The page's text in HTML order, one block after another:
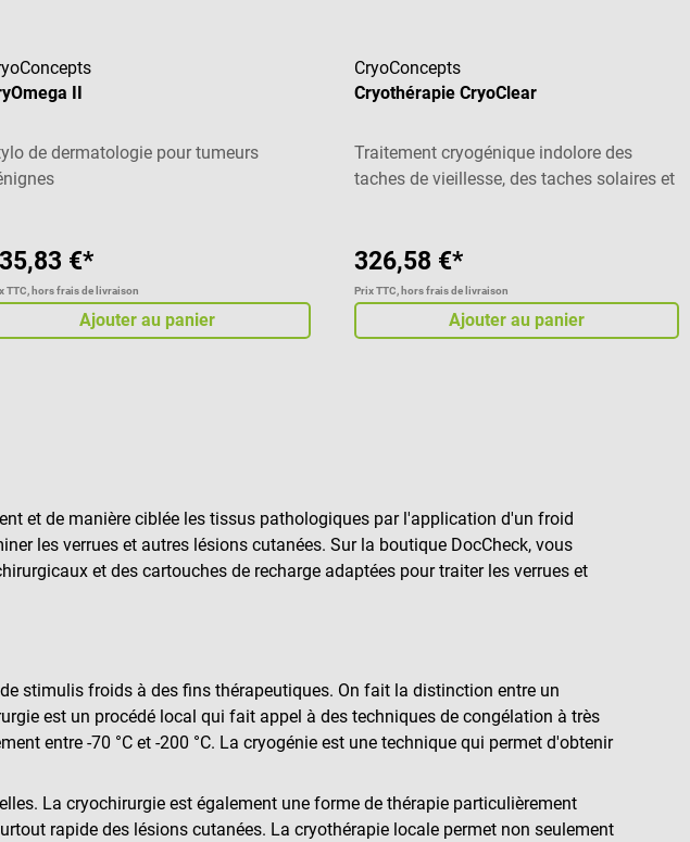
II
de dermatologie pour tumeurs
€*
TTC, hors frais de livraison
Ajouter au panier
CryoConcepts
Cryothérapie CryoClear
Traitement cryogénique indolore des
taches de vieillesse, des taches solaires et
326,58 €*
Prix TTC, hors frais de livraison
Ajouter au panier
et de manière ciblée les tissus pathologiques par l'application d'un froid
les verrues et autres lésions cutanées. Sur la boutique DocCheck, vous
et des cartouches de recharge adaptées pour traiter les verrues et
stimulis froids à des fins thérapeutiques. On fait la distinction entre un
est un procédé local qui fait appel à des techniques de congélation à très
entre -70 °C et -200 °C. La cryogénie est une technique qui permet d'obtenir
La cryochirurgie est également une forme de thérapie particulièrement
rapide des lésions cutanées. La cryothérapie locale permet non seulement